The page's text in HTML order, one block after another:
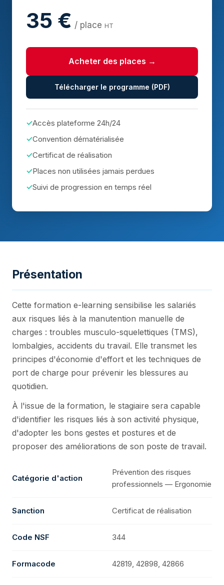
35 € / place HT
Acheter des places →
Télécharger le programme (PDF)
Accès plateforme 24h/24
Convention dématérialisée
Certificat de réalisation
Places non utilisées jamais perdues
Suivi de progression en temps réel
Présentation
Cette formation e-learning sensibilise les salariés
aux risques liés à la manutention manuelle de
charges : troubles musculo-squelettiques (TMS),
lombalgies, accidents du travail. Elle transmet les
principes d'économie d'effort et les techniques de
port de charge pour prévenir les blessures au
quotidien.
À l'issue de la formation, le stagiaire sera capable
d'identifier les risques liés à son activité physique,
d'adopter les bons gestes et postures et de
proposer des améliorations de son poste de travail.
Catégorie d'action
Prévention des risques
professionnels — Ergonomie
Sanction Certificat de réalisation
Code NSF 344
Formacode 42819, 42898, 42866